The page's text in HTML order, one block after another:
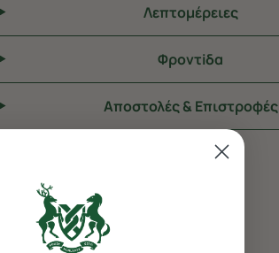
Λεπτομέρειες
Φροντiδα
Αποστολές & Επιστροφές